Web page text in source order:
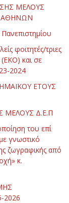
ΜΕΛΟΥΣ
ΑΘΗΝΩΝ
φοιτητές/τριες
και σε
2024
ΕΤΟΥΣ
ΜΕΛΟΥΣ Δ.Ε.Π
του επί
γνωστικό
ζωγραφικής από
κ.